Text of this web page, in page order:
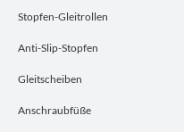
Stopfen-Gleitrollen
Anti-Slip-Stopfen
Gleitscheiben
Anschraubfüße